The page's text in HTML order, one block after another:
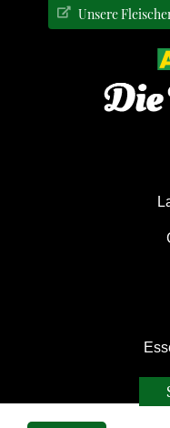
Hauptnavigation
Seitenspalte
Unsere